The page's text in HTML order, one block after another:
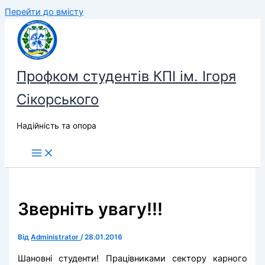
Перейти до вмісту
Профком студентів КПІ ім. Ігоря
Сікорського
Надійність та опора
Зверніть увагу!!!
ВідAdministrator/28.01.2016
Шановні студенти! Працівниками сектору карного